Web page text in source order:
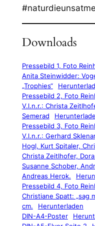
Downloads
Pressebild 1, Foto
Anita Steinwidder:
„Trophies“
Pressebild 2, Foto
V.l.n.r.: Christa
Semerad
Pressebild 3, Foto
V.l.n.r.: Gerhard
Hogl, Kurt Spitaler,
Christa Zeitlhofer,
Susanne Schober,
Andreas Herok.
Pressebild 4, Foto
Christiane Spatt: „sag
cm.
Herunterladen
DIN-A4-Poster